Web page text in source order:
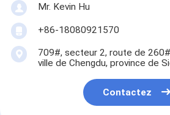
Mr. Kevin Hu
+86-18080921570
709#, secteur 2, route de
ville de Chengdu, province de
Contactez